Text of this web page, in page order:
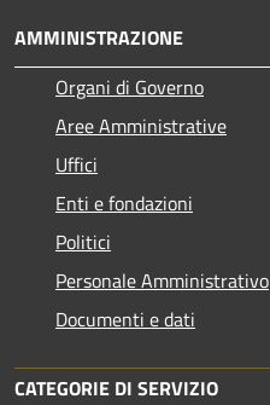
AMMINISTRAZIONE
Organi di Governo
Aree Amministrative
Uffici
Enti e fondazioni
Politici
Personale Amministrativo
Documenti e dati
CATEGORIE DI SERVIZIO